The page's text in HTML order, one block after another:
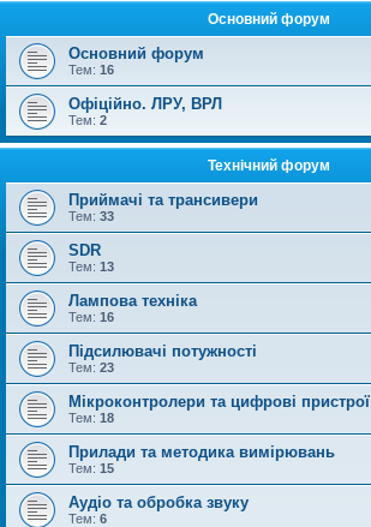
Основний форум
Основний форум
Тем: 16
Офіційно. ЛРУ, ВРЛ
Тем: 2
Технічний форум
Приймачі та трансивери
Тем: 33
SDR
Тем: 13
Лампова техніка
Тем: 16
Підсилювачі потужності
Тем: 23
Мікроконтролери та цифрові пристрої
Тем: 18
Прилади та методика вимірювань
Тем: 15
Аудіо та обробка звуку
Тем: 6